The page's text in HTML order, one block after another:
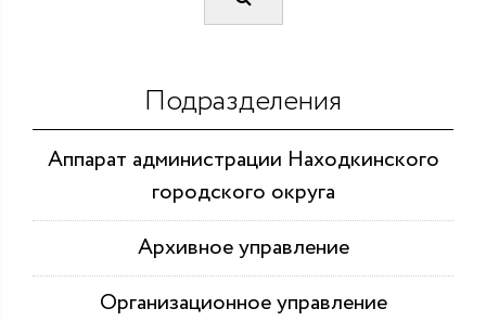
Подразделения
Аппарат администрации Находкинского
городского округа
Архивное управление
Организационное управление